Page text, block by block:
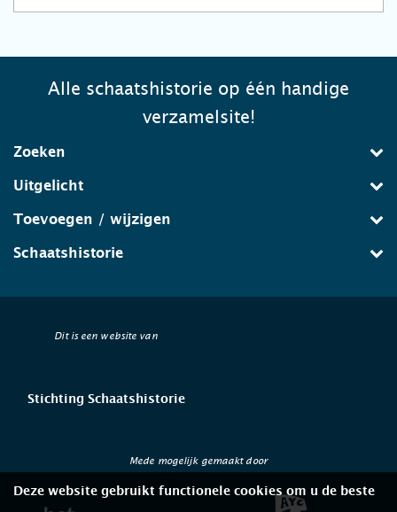
Alle schaatshistorie op één handige
verzamelsite!
Zoeken
Uitgelicht
Toevoegen / wijzigen
Schaatshistorie
Dit is een website van
Stichting Schaatshistorie
Mede mogelijk gemaakt door
Deze website gebruikt functionele cookies om u de beste